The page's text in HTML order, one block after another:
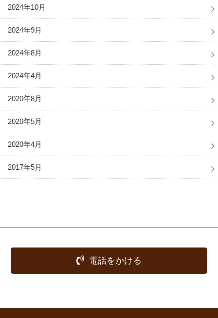
2024年10月
2024年9月
2024年8月
2024年4月
2020年8月
2020年5月
2020年4月
2017年5月
電話をかける